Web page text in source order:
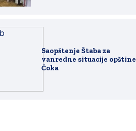
Saopštenje Štaba za
vanredne situacije opštine
Čoka